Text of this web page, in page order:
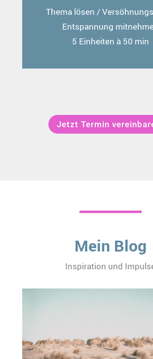
Thema lösen /
Entspannung
5 Einheiten à 50 min
Jetzt Termin
Mein Blog
Inspiration und